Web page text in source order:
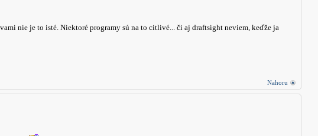
nie je to isté. Niektoré programy sú na to citlivé... či aj draftsight neviem, keďže ja
Nahoru